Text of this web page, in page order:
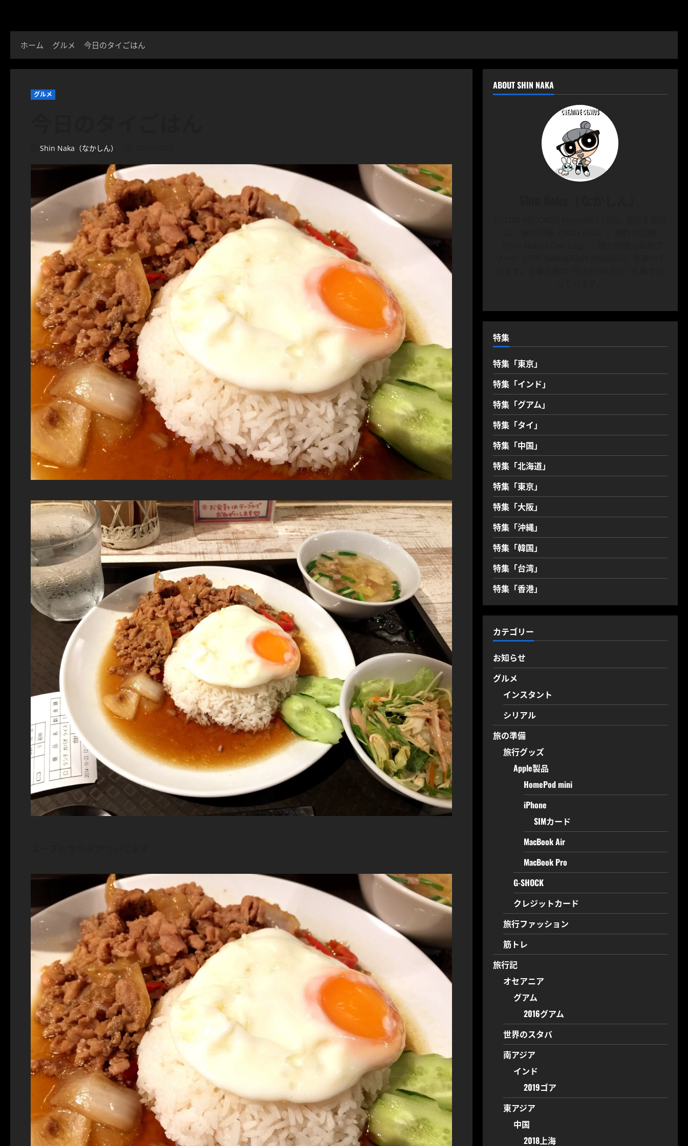
ホーム グルメ 今日のタイごはん
グルメ
Shin Naka（なかしん）
ABOUT SHIN NAKA
特集
特集「東京」
特集「インド」
特集「グアム」
特集「タイ」
特集「中国」
特集「北海道」
特集「東京」
特集「大阪」
特集「沖縄」
特集「韓国」
特集「台湾」
特集「香港」
カテゴリー
お知らせ
グルメ
インスタント
シリアル
旅の準備
旅行グッズ
Apple製品
HomePod mini
iPhone
SIMカード
MacBook Air
MacBook Pro
G-SHOCK
クレジットカード
旅行ファッション
筋トレ
旅行記
オセアニア
グアム
2016グアム
世界のスタバ
南アジア
インド
2019ゴア
東アジア
中国
2018上海